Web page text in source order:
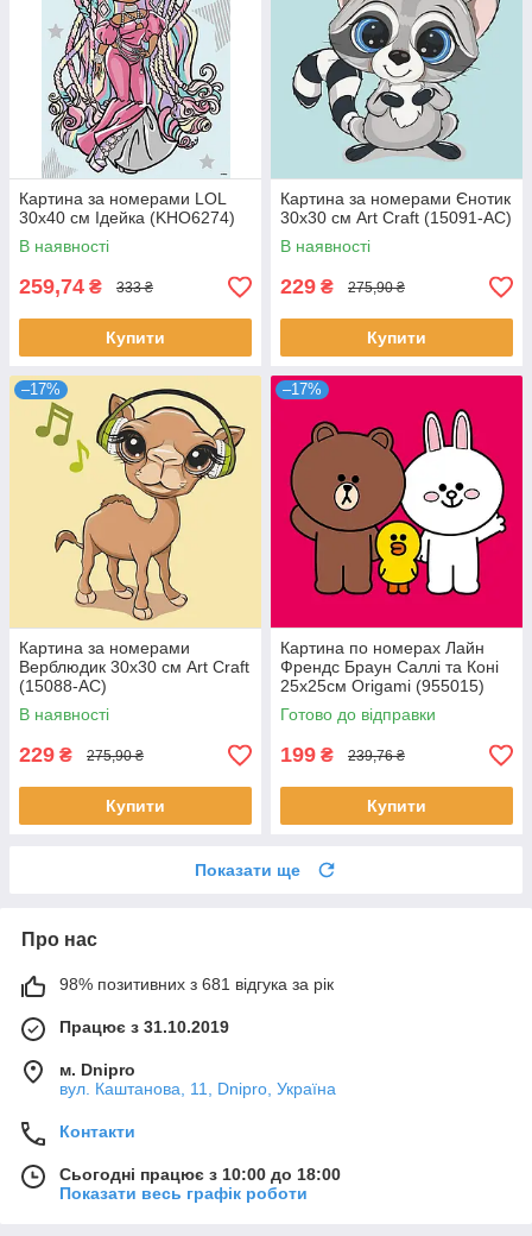
Картина за номерами LOL
30х40 см Ідейка (KHO6274)
В наявності
259,74 ₴ 333 ₴
Купити
Картина за номерами Єнотик
30х30 см Art Craft (15091-AC)
В наявності
229 ₴ 275,90 ₴
Купити
–17%
Картина за номерами
Верблюдик 30х30 см Art Craft
(15088-AC)
В наявності
229 ₴ 275,90 ₴
Купити
–17%
Картина по номерах Лайн
Френдс Браун Саллі та Коні
25x25см Origamі (955015)
Готово до відправки
199 ₴ 239,76 ₴
Купити
Показати ще
Про нас
98% позитивних з 681 відгука за рік
Працює з 31.10.2019
м. Dnipro
вул. Каштанова, 11, Dnipro, Україна
Контакти
Сьогодні працює з 10:00 до 18:00
Показати весь графік роботи